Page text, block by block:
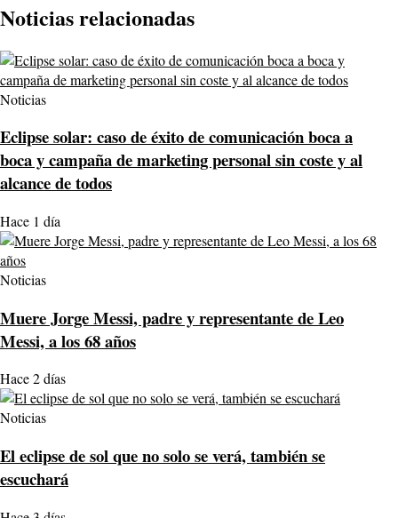
Noticias relacionadas
Noticias
Eclipse solar: caso de éxito de comunicación boca a
boca y campaña de marketing personal sin coste y al
alcance de todos
Hace 1 día
Noticias
Muere Jorge Messi, padre y representante de Leo
Messi, a los 68 años
Hace 2 días
Noticias
El eclipse de sol que no solo se verá, también se
escuchará